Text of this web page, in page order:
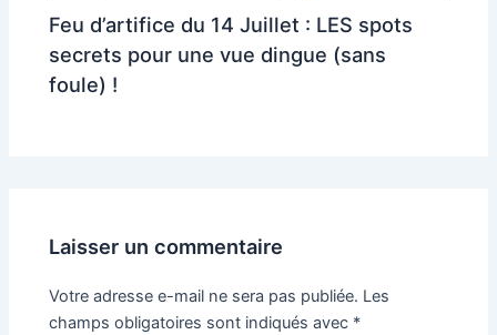
Feu d’artifice du 14 Juillet : LES spots
secrets pour une vue dingue (sans
foule) !
Laisser un commentaire
Votre adresse e-mail ne sera pas publiée. Les
champs obligatoires sont indiqués avec *